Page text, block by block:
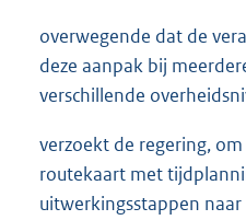
overwegende dat de
deze aanpak bij
verschillende
verzoekt de regering,
routekaart met
uitwerkingsstappen